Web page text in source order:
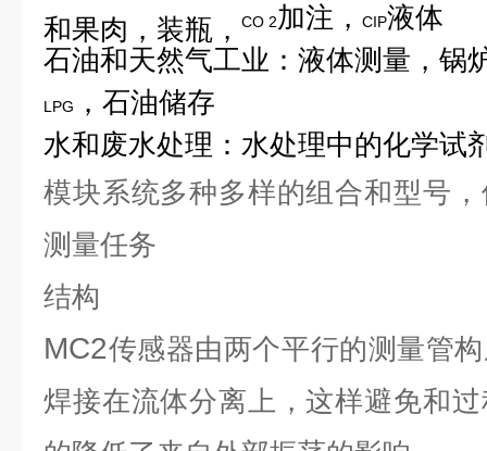
和果肉，装瓶， CO 2加注， CIP液体
石油和天然气工业：液体测量，锅
LPG
，石油储存
水和废水处理：水处理中的化学试
模块系统多种多样的组合和型号
测量任务
结构
MC2传感器由两个平行的测量管
焊接在流体分离上，这样避免和